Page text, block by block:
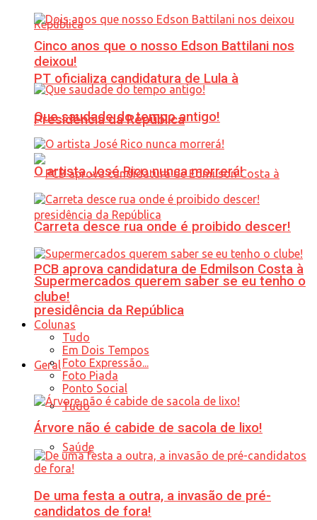
PT oficializa candidatura de Lula à
Presidência da República
PCB aprova candidatura de Edmilson Costa à
presidência da República
Geral
Tudo
Saúde
Cinco anos que o nosso Edson Battilani nos
deixou!
Que saudade do tempo antigo!
O artista José Rico nunca morrerá!
Carreta desce rua onde é proibido descer!
Supermercados querem saber se eu tenho o
clube!
Colunas
Tudo
Em Dois Tempos
Foto Expressão...
Foto Piada
Ponto Social
Árvore não é cabide de sacola de lixo!
De uma festa a outra, a invasão de pré-
candidatos de fora!